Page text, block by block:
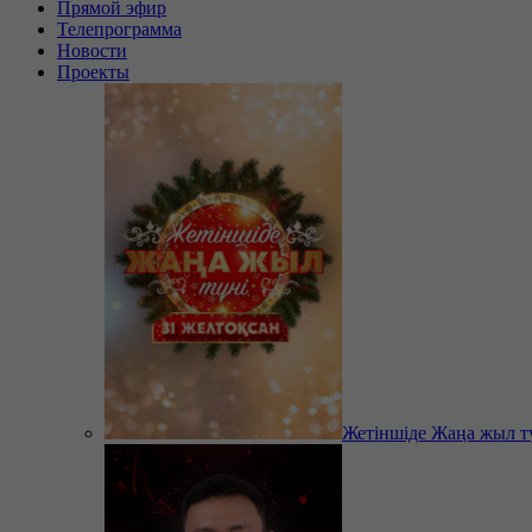
Прямой эфир
Телепрограмма
Новости
Проекты
Жетіншіде Жаңа жыл